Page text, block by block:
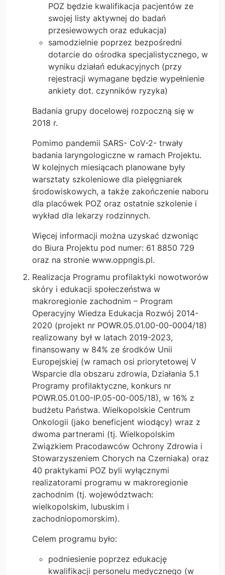
POZ będzie kwalifikacja pacjentów ze
swojej listy aktywnej do badań
przesiewowych oraz edukacja)
samodzielnie poprzez bezpośredni
dotarcie do ośrodka specjalistycznego, w
wyniku działań edukacyjnych (przy
rejestracji wymagane będzie wypełnienie
ankiety dot. czynników ryzyka)
Badania grupy docelowej rozpoczną się w
2018 r.
Pomimo pandemii SARS- CoV-2- trwały
badania laryngologiczne w ramach Projektu.
W kolejnych miesiącach planowane były
warsztaty szkoleniowe dla pielęgniarek
środowiskowych, a także zakończenie naboru
dla placówek POZ oraz ostatnie szkolenie i
wykład dla lekarzy rodzinnych.
Więcej informacji można uzyskać dzwoniąc
do Biura Projektu pod numer: 61 8850 729
oraz na stronie www.oppngis.pl.
Realizacja Programu profilaktyki nowotworów
skóry i edukacji społeczeństwa w
makroregionie zachodnim – Program
Operacyjny Wiedza Edukacja Rozwój 2014-
2020 (projekt nr POWR.05.01.00-00-0004/18)
realizowany był w latach 2019-2023,
finansowany w 84% ze środków Unii
Europejskiej (w ramach osi priorytetowej V
Wsparcie dla obszaru zdrowia, Działania 5.1
Programy profilaktyczne, konkurs nr
POWR.05.01.00-IP.05-00-005/18), w 16% z
budżetu Państwa. Wielkopolskie Centrum
Onkologii (jako beneficjent wiodący) wraz z
dwoma partnerami (tj. Wielkopolskim
Związkiem Pracodawców Ochrony Zdrowia i
Stowarzyszeniem Chorych na Czerniaka) oraz
40 praktykami POZ byli wyłącznymi
realizatorami programu w makroregionie
zachodnim (tj. województwach:
wielkopolskim, lubuskim i
zachodniopomorskim).
Celem programu było:
podniesienie poprzez edukację
kwalifikacji personelu medycznego (w